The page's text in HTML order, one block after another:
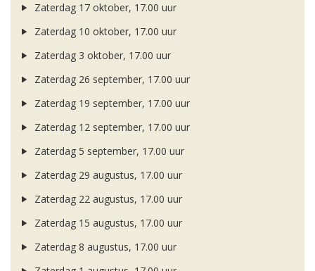
Zaterdag 17 oktober, 17.00 uur
Zaterdag 10 oktober, 17.00 uur
Zaterdag 3 oktober, 17.00 uur
Zaterdag 26 september, 17.00 uur
Zaterdag 19 september, 17.00 uur
Zaterdag 12 september, 17.00 uur
Zaterdag 5 september, 17.00 uur
Zaterdag 29 augustus, 17.00 uur
Zaterdag 22 augustus, 17.00 uur
Zaterdag 15 augustus, 17.00 uur
Zaterdag 8 augustus, 17.00 uur